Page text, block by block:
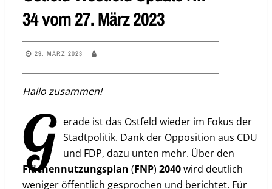
34 vom 27. März 2023
29. MÄRZ 2023
Hallo zusammen!
G erade ist das Ostfeld wieder im Fokus der
Stadtpolitik. Dank der Opposition aus CDU
und FDP, dazu unten mehr. Über den
Flächennutzungsplan (FNP) 2040wird deutlich
weniger öffentlich gesprochen und berichtet. Für